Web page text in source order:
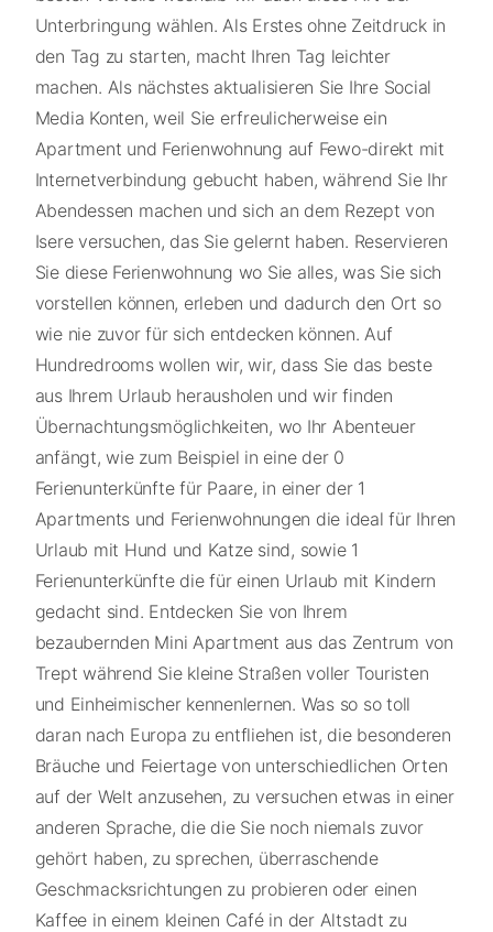
Unterbringung wählen. Als Erstes ohne Zeitdruck in
den Tag zu starten, macht Ihren Tag leichter
machen. Als nächstes aktualisieren Sie Ihre Social
Media Konten, weil Sie erfreulicherweise ein
Apartment und Ferienwohnung auf Fewo-direkt mit
Internetverbindung gebucht haben, während Sie Ihr
Abendessen machen und sich an dem Rezept von
Isere versuchen, das Sie gelernt haben. Reservieren
Sie diese Ferienwohnung wo Sie alles, was Sie sich
vorstellen können, erleben und dadurch den Ort so
wie nie zuvor für sich entdecken können. Auf
Hundredrooms wollen wir, wir, dass Sie das beste
aus Ihrem Urlaub herausholen und wir finden
Übernachtungsmöglichkeiten, wo Ihr Abenteuer
anfängt, wie zum Beispiel in eine der 0
Ferienunterkünfte für Paare, in einer der 1
Apartments und Ferienwohnungen die ideal für Ihren
Urlaub mit Hund und Katze sind, sowie 1
Ferienunterkünfte die für einen Urlaub mit Kindern
gedacht sind. Entdecken Sie von Ihrem
bezaubernden Mini Apartment aus das Zentrum von
Trept während Sie kleine Straßen voller Touristen
und Einheimischer kennenlernen. Was so so toll
daran nach Europa zu entfliehen ist, die besonderen
Bräuche und Feiertage von unterschiedlichen Orten
auf der Welt anzusehen, zu versuchen etwas in einer
anderen Sprache, die die Sie noch niemals zuvor
gehört haben, zu sprechen, überraschende
Geschmacksrichtungen zu probieren oder einen
Kaffee in einem kleinen Café in der Altstadt zu